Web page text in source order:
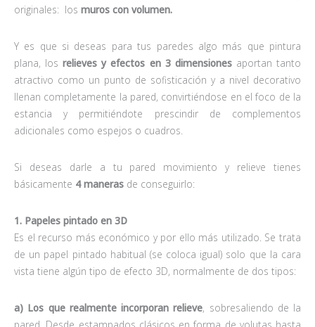
originales: los muros con volumen.
Y es que si deseas para tus paredes algo más que pintura
plana, los relieves y efectos en 3 dimensionesaportan tanto
atractivo como un punto de sofisticación y a nivel decorativo
llenan completamente la pared, convirtiéndose en el foco de la
estancia y permitiéndote prescindir de complementos
adicionales como espejos o cuadros.
Si deseas darle a tu pared movimiento y relieve tienes
básicamente 4 maneras de conseguirlo:
1. Papeles pintado en 3D
Es el recurso más económico y por ello más utilizado. Se trata
de un papel pintado habitual (se coloca igual) solo que la cara
vista tiene algún tipo de efecto 3D, normalmente de dos tipos:
a) Los que realmente incorporan relieve, sobresaliendo de la